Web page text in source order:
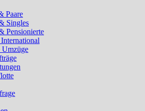
Paare
Singles
Pensionierte